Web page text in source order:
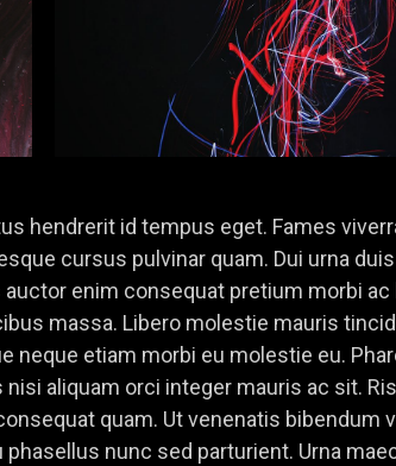
hendrerit id tempus eget. Fames
cursus pulvinar quam. Dui urna duis
enim consequat pretium morbi ac
massa. Libero molestie mauris
etiam morbi eu molestie eu.
aliquam orci integer mauris ac sit.
quam. Ut venenatis bibendum
nunc sed parturient. Urna